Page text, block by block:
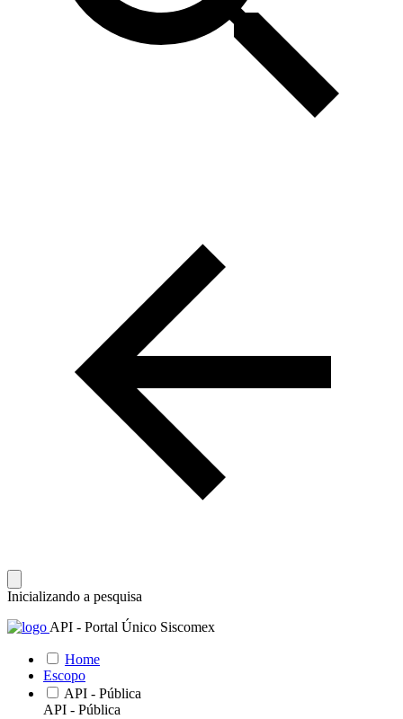
Inicializando a pesquisa
API - Portal Único Siscomex
Home
Escopo
API - Pública
API - Pública